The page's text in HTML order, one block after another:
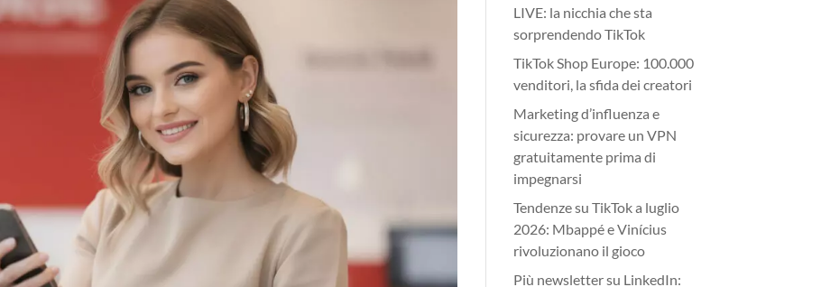
LIVE: la nicchia che sta
sorprendendo TikTok
TikTok Shop Europe: 100.000
venditori, la sfida dei creatori
Marketing d’influenza e
sicurezza: provare un VPN
gratuitamente prima di
impegnarsi
Tendenze su TikTok a luglio
2026: Mbappé e Vinícius
rivoluzionano il gioco
Più newsletter su LinkedIn: